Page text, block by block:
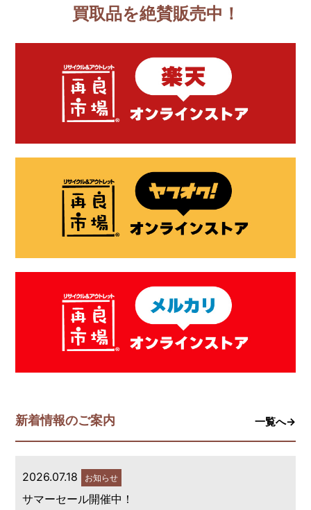
買取品を絶賛販売中！
新着情報のご案内 一覧へ→
2026.07.18 お知らせ
サマーセール開催中！